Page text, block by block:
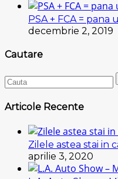
PSA + FCA = pana
decembrie 2, 2019
Cautare
Articole Recente
Zilele astea stai in
aprilie 3, 2020